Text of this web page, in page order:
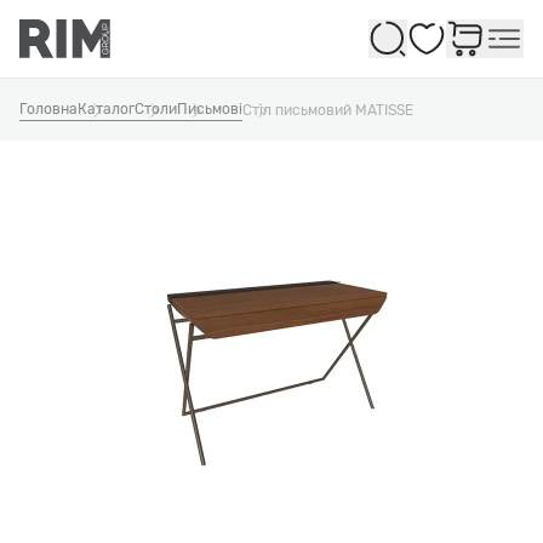
Обране
Головна КаталогСтолиПисьмовіСтіл письмовий MATISSE